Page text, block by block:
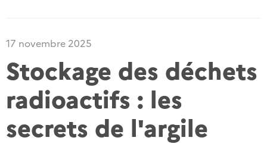
17 novembre 2025
Stockage des déchets
radioactifs : les
secrets de l'argile